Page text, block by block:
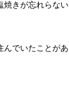
焼きが忘れらない
でいたことが